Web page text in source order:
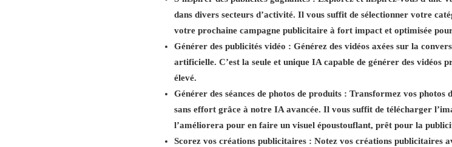
dans divers secteurs d’activité. Il vous suffit de sélectionner votre
votre prochaine campagne publicitaire à fort impact et optimisée
Générer des publicités vidéo : Générez des vidéos axées sur la
artificielle. C’est la seule et unique IA capable de générer des vidéos
élevé.
Générer des séances de photos de produits : Transformez vos photos
sans effort grâce à notre IA avancée. Il vous suffit de télécharger
l’améliorera pour en faire un visuel époustouflant, prêt pour la
Scorez vos créations publicitaires : Notez vos créations publicitaires